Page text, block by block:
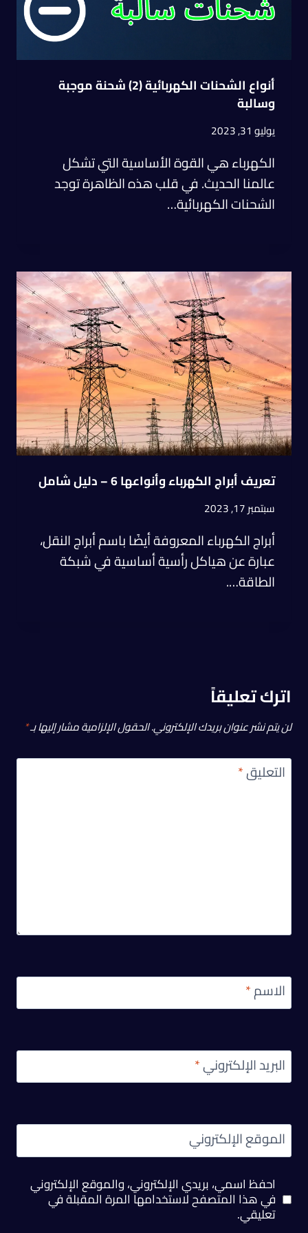
أنواع الشحنات الكهربائية (2) شحنة موجبة
وسالبة
يوليو 31, 2023
الكهرباء هي القوة الأساسية التي تشكل
عالمنا الحديث. في قلب هذه الظاهرة توجد
الشحنات الكهربائية…
تعريف أبراج الكهرباء وأنواعها 6 – دليل شامل
سبتمبر 17, 2023
أبراج الكهرباء المعروفة أيضًا باسم أبراج النقل،
عبارة عن هياكل رأسية أساسية في شبكة
الطاقة….
اترك تعليقاً
لن يتم نشر عنوان بريدك الإلكتروني.الحقول الإلزامية مشار إليها بـ*
التعليق*
الاسم*
البريد الإلكتروني*
الموقع الإلكتروني
احفظ اسمي، بريدي الإلكتروني، والموقع الإلكتروني
في هذا المتصفح لاستخدامها المرة المقبلة في
تعليقي.